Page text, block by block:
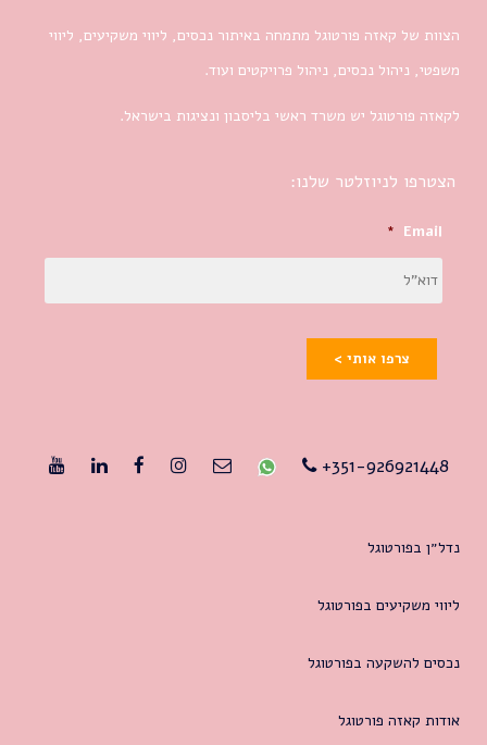
הצוות של קאזה פורטוגל מתמחה באיתור נכסים, ליווי משקיעים, ליווי
משפטי, ניהול נכסים, ניהול פרויקטים ועוד.
לקאזה פורטוגל יש משרד ראשי בליסבון ונציגות בישראל.
הצטרפו לניוזלטר שלנו:
Email
*
צרפו אותי >
351-926921448+
נדל״ן בפורטוגל
ליווי משקיעים בפורטוגל
נכסים להשקעה בפורטוגל
אודות קאזה פורטוגל